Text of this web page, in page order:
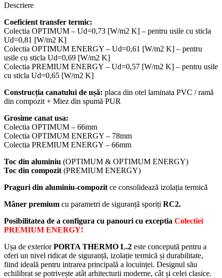
Descriere
Coeficient transfer termic:
Colectia OPTIMUM – Ud=0,73 [W/m2 K] – pentru usile cu sticla
Ud=0,81 [W/m2 K]
Colectia OPTIMUM ENERGY – Ud=0,61 [W/m2 K] – pentru
usile cu sticla Ud=0,69 [W/m2 K]
Colectia PREMIUM ENERGY – Ud=0,57 [W/m2 K] – pentru usile
cu sticla Ud=0,65 [W/m2 K]
Construcția canatului de ușă: placa din otel laminata PVC / ramă
din compozit + Miez din spumă PUR
Grosime canat usa:
Colectia OPTIMUM – 66mm
Colectia OPTIMUM ENERGY – 78mm
Colectia PREMIUM ENERGY – 66mm
Toc din aluminiu (OPTIMUM & OPTIMUM ENERGY)
Toc din compozit (PREMIUM ENERGY)
Praguri din aluminiu-compozit ce consolidează izolația termică
Mâner premium cu parametri de siguranță sporiți RC2.
Posibilitatea de a configura cu panouri cu exceptia Colectiei
PREMIUM ENERGY!
Ușa de exteriorPORTA THERMO L.2 este concepută pentru a
oferi un nivel ridicat de siguranță, izolație termică și durabilitate,
fiind ideală pentru intrarea principală a locuinței. Designul său
echilibrat se potrivește atât arhitecturii moderne, cât și celei clasice.